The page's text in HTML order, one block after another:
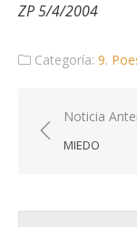
ZP 5/4/2004
Categoría: 9.
de
Noticia
MIEDO